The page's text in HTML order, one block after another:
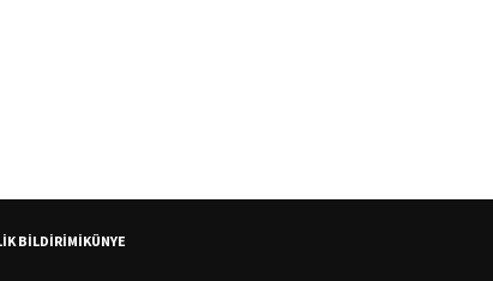
BİLDİRİMİKÜNYE